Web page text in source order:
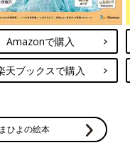
Amazonで購入
天ブックスで購入
ひよの絵本